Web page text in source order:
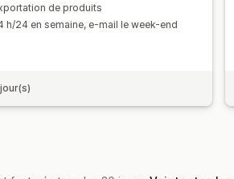
de produits
h/24 en semaine, e-mail le week-end